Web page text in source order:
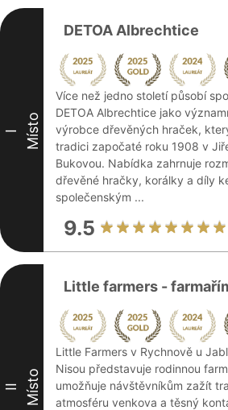
I Místo
DETOA Albrechtice
Více než jedno století působí
DETOA Albrechtice jako
výrobce dřevěných hraček,
tradici započaté roku 1908 v
Bukovou. Nabídka zahrnuje
dřevěné hračky, korálky a díly
společenským ...
9.5
II Místo
Little farmers -
Little Farmers v Rychnově u
Nisou představuje rodinnou
umožňuje návštěvníkům zažít
atmosféru venkova a těsný